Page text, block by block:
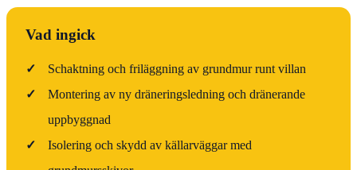
Vad ingick
✓
Schaktning och friläggning av grundmur runt villan
✓
Montering av ny dräneringsledning och dränerande
uppbyggnad
✓
Isolering och skydd av källarväggar med